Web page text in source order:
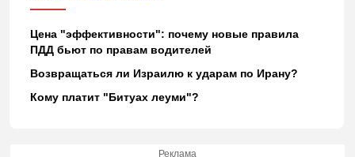
Цена "эффективности": почему новые правила
ПДД бьют по правам водителей
Возвращаться ли Израилю к ударам по Ирану?
Кому платит "Битуах леуми"?
Реклама